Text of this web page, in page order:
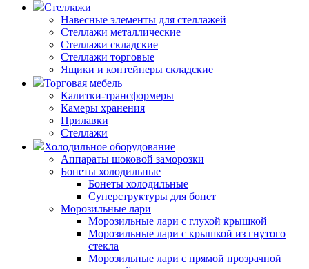
Стеллажи
Навесные элементы для стеллажей
Стеллажи металлические
Стеллажи складские
Стеллажи торговые
Ящики и контейнеры складские
Торговая мебель
Калитки-трансформеры
Камеры хранения
Прилавки
Стеллажи
Холодильное оборудование
Аппараты шоковой заморозки
Бонеты холодильные
Бонеты холодильные
Суперструктуры для бонет
Морозильные лари
Морозильные лари с глухой крышкой
Морозильные лари с крышкой из гнутого
стекла
Морозильные лари с прямой прозрачной